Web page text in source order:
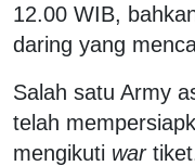
12.00 WIB,
daring yang
Salah satu Army
telah
mengikuti war